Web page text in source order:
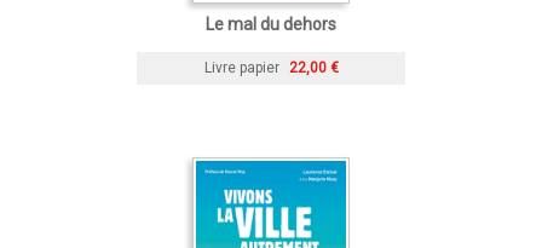
Le mal du dehors
Livre papier 22,00 €